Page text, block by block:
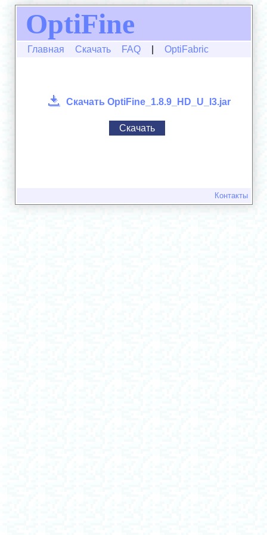
OptiFine
Главная Скачать FAQ OptiFabric
Скачать OptiFine_1.8.9_HD_U_I3.jar
Скачать
Контакты